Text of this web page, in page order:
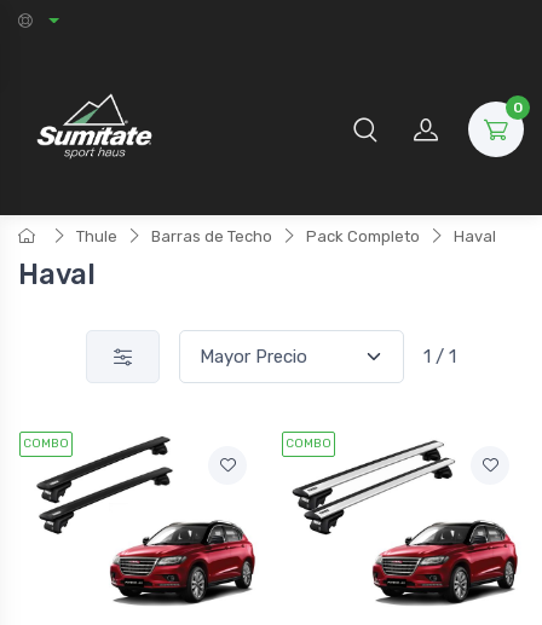
0
Thule Barras de Techo Pack Completo Haval
Haval
1 / 1
COMBO COMBO